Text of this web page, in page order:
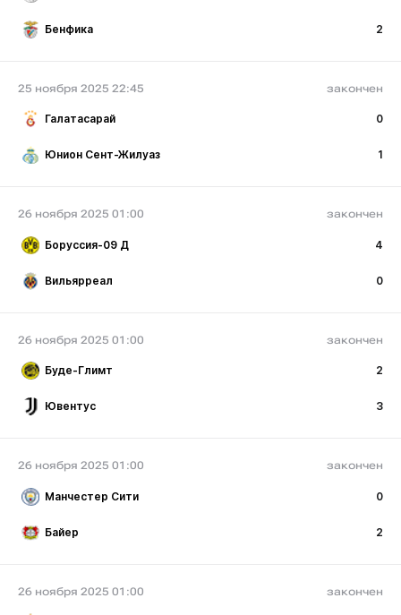
Бенфика 2
25 ноября 2025 22:45 закончен
Галатасарай 0
Юнион Сент-Жилуаз 1
26 ноября 2025 01:00 закончен
Боруссия-09 Д 4
Вильярреал 0
26 ноября 2025 01:00 закончен
Буде-Глимт 2
Ювентус 3
26 ноября 2025 01:00 закончен
Манчестер Сити 0
Байер 2
26 ноября 2025 01:00 закончен